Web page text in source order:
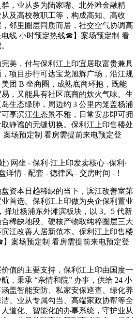
，业从多为陆家嘴、北外滩金融精
及高校教职工等，构成高知、高收
邻里圈层同质而居，社交空气协调高
线 小时预定热线☎】案场预定制 看
，付与保利江上印宜居取富贵兼具
项目步行可达宝龙旭辉广场，沿江规
团 B 坐商圈，成熟底商环抱，既能
，又能具有社区底商的炊火气味。生
生态绿肺，周边约 3 公里内笼盖杨浦
享滨江生态景不雅，日常安步即可拥
静谧的无缝切换。保利江上印售楼处
场预定制 看房需提前来电预定登
网坐 - 保利·江上印发卖核心 -保利·
详情 - 配套 - 德律风 - 交房时间 -！
本日趋稀缺的当下，滨江改善室第
首选。保利江上印做为央企保利置业
择址杨浦东外滩滨板块，以 3。5 代新
稀缺地段、硬核产物取纯粹圈层三大
江改善人居新范本。保利江上印售楼
案场预定制 看房需提前来电预定登
的主要支持，保利江上印由国度一
，秉承 “亲情和院” 办事，供给 24 小
盖智能安防、私家安保巡查、绿化养
、业从专属勾当、高端家政协帮等全
道化、智能化的办事系统，守护业从